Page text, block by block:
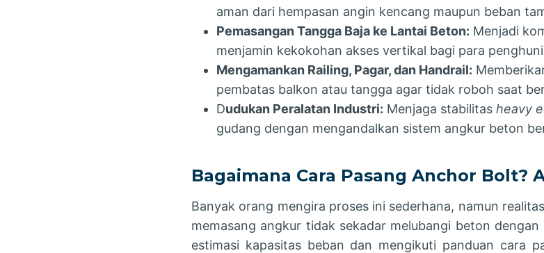
aman dari hempasan angin kencang maupun beban
Pemasangan Tangga Baja ke Lantai Beton: Menjadi
menjamin kekokohan akses vertikal bagi para
Mengamankan Railing, Pagar, dan Handrail:
pembatas balkon atau tangga agar tidak roboh saat
Dudukan Peralatan Industri: Menjaga stabilitas heavy
gudang dengan mengandalkan sistem angkur beton
Bagaimana Cara Pasang Anchor Bolt?
Banyak orang mengira proses ini sederhana, namun
memasang angkur tidak sekadar melubangi beton
estimasi kapasitas beban dan mengikuti panduan cara